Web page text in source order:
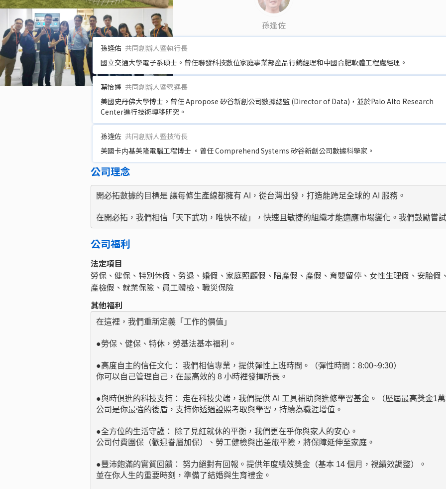
孫逢佐
孫逢佑 共同創辦人暨執行長
國立交通大學電子系碩士。曾任聯發科技數位家庭事業部產品行銷經理和中國合肥軟體工程處經理。
葉怡婷 共同創辦人暨營運長
美國史丹佛大學博士。曾任 Apropose 矽谷新創公司數據總監 (Director of Data)，並於Palo Alto Research
Center進行技術轉移研究。
孫逢佐 共同創辦人暨技術長
美國卡内基美隆電腦工程博士 。曾任 Comprehend Systems 矽谷新創公司數據科學家。
公司理念
開必拓數據的目標是 讓每條生產線都擁有 AI，從台灣出發，打造能跨足全球的 AI 服務。
在開必拓，我們相信「天下武功，唯快不破」，快速且敏捷的組織才能適應市場變化。我們鼓勵嘗
公司福利
法定項目
勞保、健保、特別休假、勞退、婚假、家庭照顧假、陪產假、產假、育嬰留停、女性生理假、安胎假、
產檢假、就業保險、員工體檢、職災保險
其他福利
在這裡，我們重新定義「工作的價值」
●勞保、健保、特休，勞基法基本福利。
●高度自主的信任文化： 我們相信專業，提供彈性上班時間。（彈性時間：8:00~9:30）
你可以自己管理自己，在最高效的 8 小時裡發揮所長。
●與時俱進的科技支持： 走在科技尖端，我們提供 AI 工具補助與進修學習基金。（歷屆最高獎金1萬
公司是你最強的後盾，支持你透過證照考取與學習，持續為職涯增值。
●全方位的生活守護： 除了見紅就休的平衡，我們更在乎你與家人的安心。
公司付費團保（歡迎眷屬加保）、勞工健檢與出差旅平險，將保障延伸至家庭。
●豐沛飽滿的實質回饋： 努力絕對有回報。提供年度績效獎金（基本 14 個月，視績效調整）。
並在你人生的重要時刻，準備了結婚與生育禮金。